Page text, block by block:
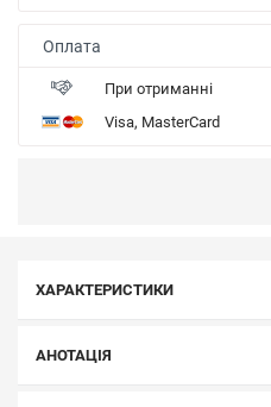
Оплата
При отриманні
Visa, MasterCard
ХАРАКТЕРИСТИКИ
АНОТАЦІЯ